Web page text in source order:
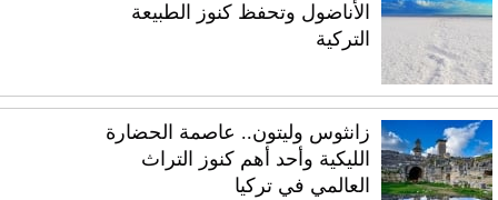
الأناضول وتحفظ كنوز الطبيعة
التركية
زانثوس وليتون.. عاصمة الحضارة
الليكية وأحد أهم كنوز التراث
العالمي في تركيا